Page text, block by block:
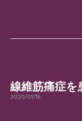
線維筋痛症を
2020/01/15